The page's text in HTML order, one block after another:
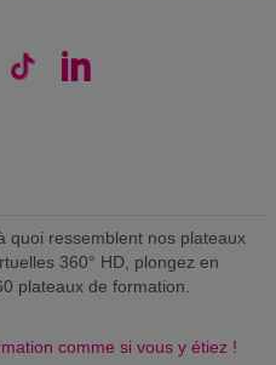
quoi ressemblent nos plateaux
360° HD, plongez en
plateaux de formation.
comme si vous y étiez !